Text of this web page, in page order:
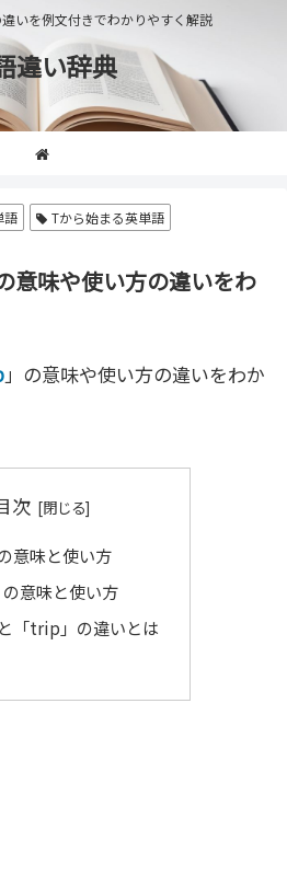
いを例文付きでわかりやすく解説
違い辞典
語 Tから始まる英単語
意味や使い方の違いをわ
」の意味や使い方の違いをわか
次
意味と使い方
の意味と使い方
と「trip」の違いとは